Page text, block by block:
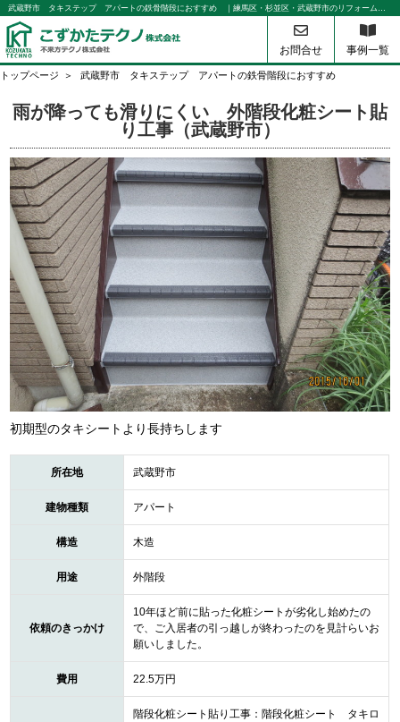
武蔵野市 タキステップ アパートの鉄骨階段におすすめ ｜練馬区・杉並区・武蔵野市のリフォームのことなら不来方テクノ
お問合せ 事例一覧
トップページ 武蔵野市 タキステップ アパートの鉄骨階段におすすめ
雨が降っても滑りにくい 外階段化粧シート貼
り工事（武蔵野市）
初期型のタキシートより長持ちします
所在地 武蔵野市
建物種類 アパート
構造 木造
用途 外階段
依頼のきっかけ
10年ほど前に貼った化粧シートが劣化し始めたの
で、ご入居者の引っ越しが終わったのを見計らいお
願いしました。
費用 22.5万円
階段化粧シート貼り工事：階段化粧シート タキロ